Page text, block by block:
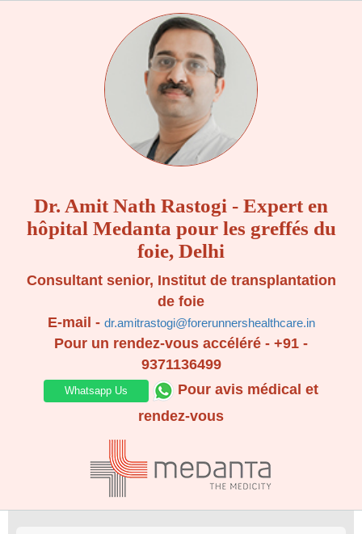
Dr. Amit Nath Rastogi - Expert en
hôpital Medanta pour les greffés du
foie, Delhi
Consultant senior, Institut de transplantation
de foie
E-mail - dr.amitrastogi@forerunnershealthcare.in
Pour un rendez-vous accéléré - +91 -
9371136499
Whatsapp Us
Pour avis médical et
rendez-vous